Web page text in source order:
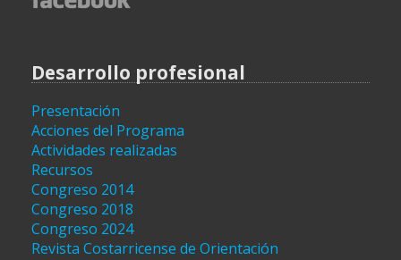
Desarrollo profesional
Presentación
Acciones del Programa
Actividades realizadas
Recursos
Congreso 2014
Congreso 2018
Congreso 2024
Revista Costarricense de Orientación